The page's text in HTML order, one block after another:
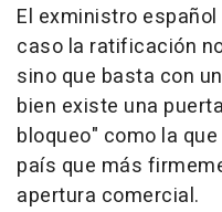
El exministro
caso la ratificación
sino que basta con
bien existe una
bloqueo" como la
país que más
apertura comercial.